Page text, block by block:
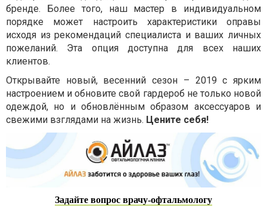
бренде. Более того, наш мастер в индивидуальном
порядке может настроить характеристики оправы
исходя из рекомендаций специалиста и ваших личных
пожеланий. Эта опция доступна для всех наших
клиентов.
Открывайте новый, весенний сезон – 2019 с ярким
настроением и обновите свой гардероб не только новой
одеждой, но и обновлённым образом аксессуаров и
свежими взглядами на жизнь. Цените себя!
Задайте вопрос врачу-офтальмологу